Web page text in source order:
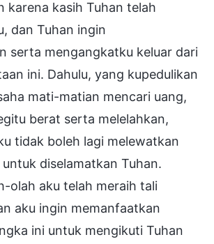
karena kasih Tuhan telah
dan Tuhan ingin
serta mengangkatku keluar dari
ini. Dahulu, yang kupedulikan
mati-matian mencari uang,
berat serta melelahkan,
tidak boleh lagi melewatkan
diselamatkan Tuhan.
olah aku telah meraih tali
aku ingin memanfaatkan
ini untuk mengikuti Tuhan